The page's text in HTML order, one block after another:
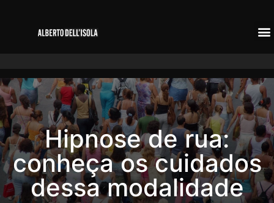
Hipnose de rua:
conheça os cuidados
dessa modalidade